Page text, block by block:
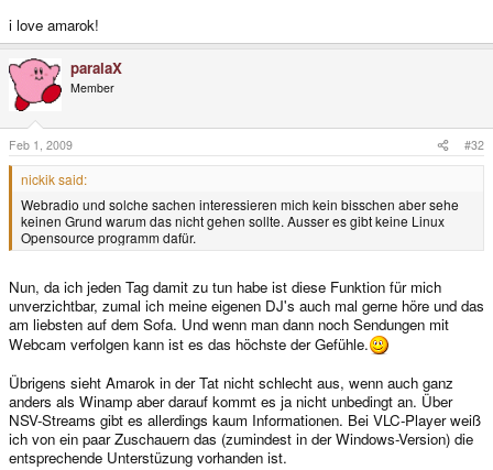
i love amarok!
paralaX
Member
Feb 1, 2009 #32
nickik said:
Webradio und solche sachen interessieren mich kein bisschen aber sehe
keinen Grund warum das nicht gehen sollte. Ausser es gibt keine Linux
Opensource programm dafür.
Nun, da ich jeden Tag damit zu tun habe ist diese Funktion für mich
unverzichtbar, zumal ich meine eigenen DJ's auch mal gerne höre und das
am liebsten auf dem Sofa. Und wenn man dann noch Sendungen mit
Webcam verfolgen kann ist es das höchste der Gefühle.
Übrigens sieht Amarok in der Tat nicht schlecht aus, wenn auch ganz
anders als Winamp aber darauf kommt es ja nicht unbedingt an. Über
NSV-Streams gibt es allerdings kaum Informationen. Bei VLC-Player weiß
ich von ein paar Zuschauern das (zumindest in der Windows-Version) die
entsprechende Unterstüzung vorhanden ist.